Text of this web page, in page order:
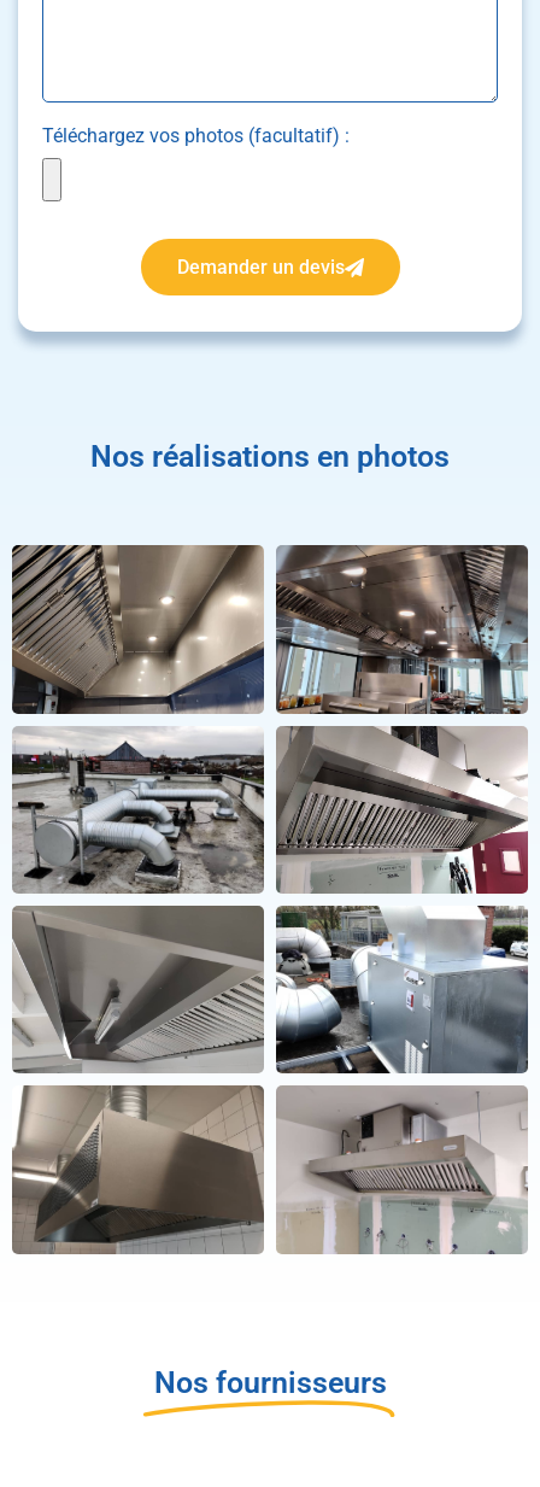
Téléchargez vos photos (facultatif) :
Demander un devis
Nos réalisations en photos
Nos fournisseurs